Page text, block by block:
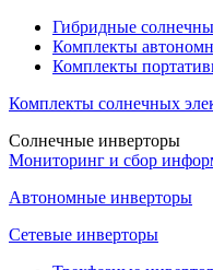
Гибридные
Комплекты
Комплекты
Комплекты солнечных
Солнечные инверторы
Мониторинг и сбор
Автономные инверторы
Сетевые инверторы